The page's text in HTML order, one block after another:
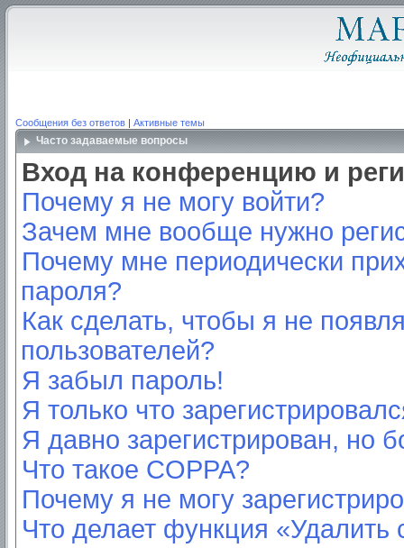
Сообщения без ответов | Активные темы
Часто задаваемые вопросы
Вход на конференцию и
Почему я не могу войти?
Зачем мне вообще нужно
Почему мне периодически
пароля?
Как сделать, чтобы я не
пользователей?
Я забыл пароль!
Я только что
Я давно зарегистрирован, но
Что такое COPPA?
Почему я не могу
Что делает функция